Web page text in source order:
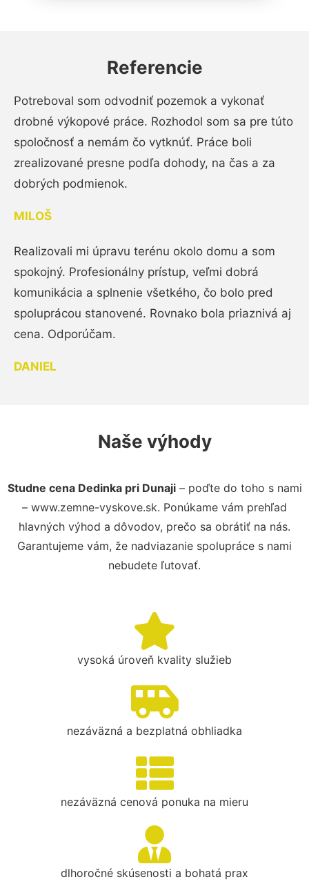
Referencie
Potreboval som odvodniť pozemok a vykonať
drobné výkopové práce. Rozhodol som sa pre túto
spoločnosť a nemám čo vytknúť. Práce boli
zrealizované presne podľa dohody, na čas a za
dobrých podmienok.
MILOŠ
Realizovali mi úpravu terénu okolo domu a som
spokojný. Profesionálny prístup, veľmi dobrá
komunikácia a splnenie všetkého, čo bolo pred
spoluprácou stanovené. Rovnako bola priaznivá aj
cena. Odporúčam.
DANIEL
Naše výhody
Studne cena Dedinka pri Dunaji– poďte do toho s nami
– www.zemne-vyskove.sk. Ponúkame vám prehľad
hlavných výhod a dôvodov, prečo sa obrátiť na nás.
Garantujeme vám, že nadviazanie spolupráce s nami
nebudete ľutovať.
vysoká úroveň kvality služieb
nezáväzná a bezplatná obhliadka
nezáväzná cenová ponuka na mieru
dlhoročné skúsenosti a bohatá prax